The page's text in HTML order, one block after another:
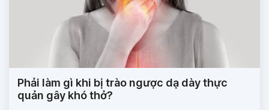
Phải làm gì khi bị trào ngược dạ dày thực
quản gây khó thở?